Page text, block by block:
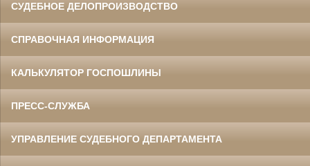
СУДЕБНОЕ ДЕЛОПРОИЗВОДСТВО
СПРАВОЧНАЯ ИНФОРМАЦИЯ
КАЛЬКУЛЯТОР ГОСПОШЛИНЫ
ПРЕСС-СЛУЖБА
УПРАВЛЕНИЕ СУДЕБНОГО ДЕПАРТАМЕНТА